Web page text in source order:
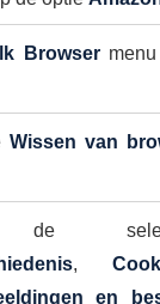
Browsermenu
Wissen van
de
,
en